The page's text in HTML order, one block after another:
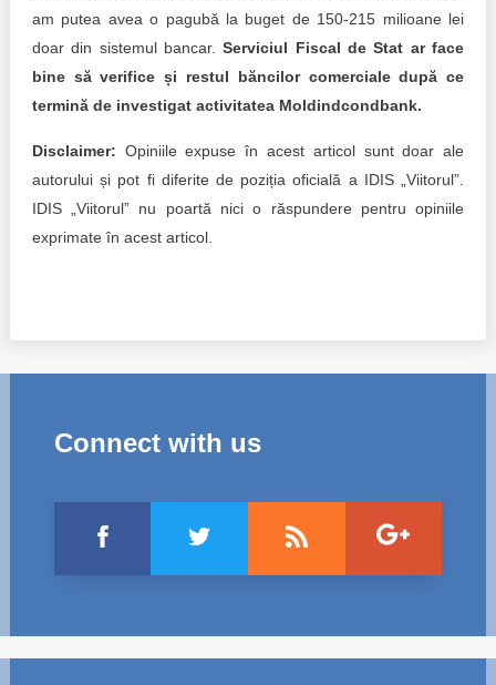
am putea avea o pagubă la buget de 150-215 milioane lei
doar din sistemul bancar.Serviciul Fiscal de Stat ar face
bine să verifice și restul băncilor comerciale după ce
termină de investigat activitatea Moldindcondbank.
Disclaimer: Opiniile expuse în acest articol sunt doar ale
autorului și pot fi diferite de poziția oficială a IDIS „Viitorul”.
IDIS „Viitorul” nu poartă nici o răspundere pentru opiniile
exprimate în acest articol.
Connect with us